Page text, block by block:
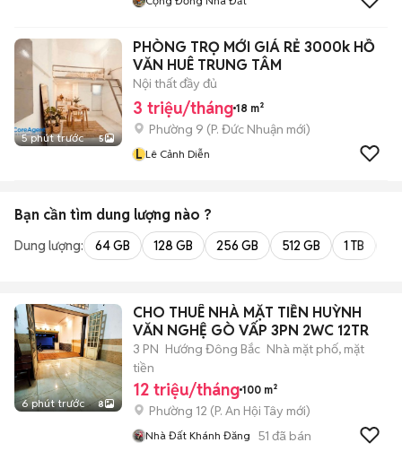
5 phút trước 5
PHÒNG TRỌ MỚI GIÁ RẺ 3000k HỒ
VĂN HUÊ TRUNG TÂM
Nội thất đầy đủ
3 triệu/tháng 18 m²
Phường 9 (P. Đức Nhuận mới)
L Lê Cảnh Diễn
Bạn cần tìm dung lượng nào ?
Dung lượng: 64 GB 128 GB 256 GB 512 GB 1 TB
6 phút trước 8
CHO THUÊ NHÀ MẶT TIỀN HUỲNH
VĂN NGHỆ GÒ VẤP 3PN 2WC 12TR
3 PN Hướng Đông Bắc Nhà mặt phố, mặt
tiền
12 triệu/tháng 100 m²
Phường 12 (P. An Hội Tây mới)
Nhà Đất Khánh Đăng 51 đã bán